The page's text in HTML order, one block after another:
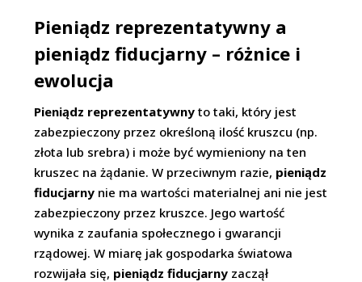
Pieniądz reprezentatywny a
pieniądz fiducjarny – różnice i
ewolucja
Pieniądz reprezentatywny to taki, który jest
zabezpieczony przez określoną ilość kruszcu (np.
złota lub srebra) i może być wymieniony na ten
kruszec na żądanie. W przeciwnym razie, pieniądz
fiducjarny nie ma wartości materialnej ani nie jest
zabezpieczony przez kruszce. Jego wartość
wynika z zaufania społecznego i gwarancji
rządowej. W miarę jak gospodarka światowa
rozwijała się, pieniądz fiducjarny zaczął